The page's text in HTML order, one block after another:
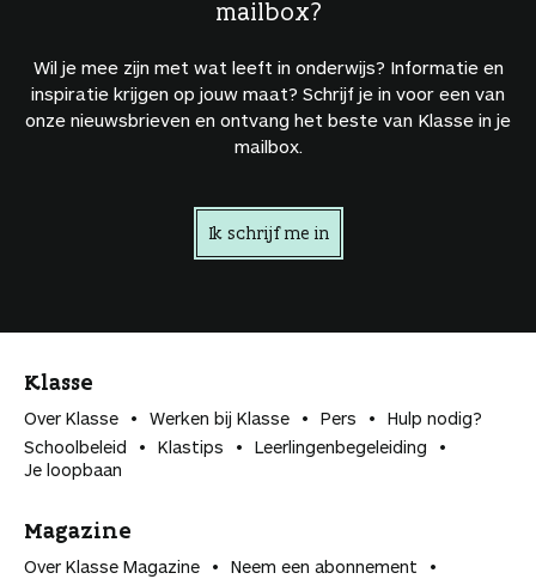
mailbox?
Wil je mee zijn met wat leeft in onderwijs? Informatie en
inspiratie krijgen op jouw maat? Schrijf je in voor een van
onze nieuwsbrieven en ontvang het beste van Klasse in je
mailbox.
Ik schrijf me in
Klasse
Over Klasse Werken bij Klasse Pers
Hulp nodig?
Schoolbeleid
Klastips
Leerlingen­begeleiding
Je loopbaan
Magazine
Over Klasse Magazine
Neem een abonnement